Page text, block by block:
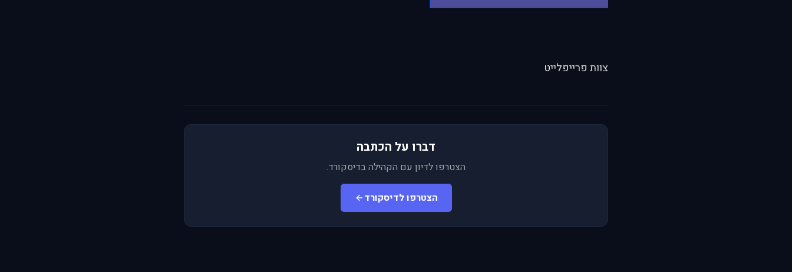
צוות פרייפלייט
דברו על הכתבה
הצטרפו לדיון עם הקהילה בדיסקורד.
הצטרפו לדיסקורד